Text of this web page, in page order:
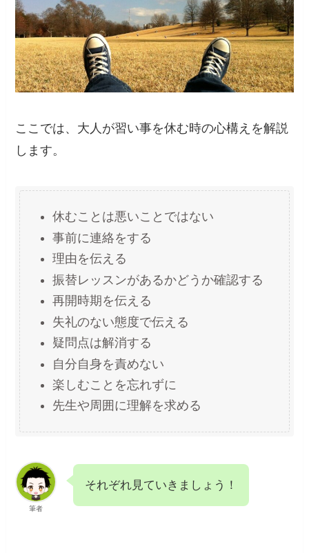
ここでは、大人が習い事を休む時の心構えを解説
します。
休むことは悪いことではない
事前に連絡をする
理由を伝える
振替レッスンがあるかどうか確認する
再開時期を伝える
失礼のない態度で伝える
疑問点は解消する
自分自身を責めない
楽しむことを忘れずに
先生や周囲に理解を求める
筆者
それぞれ見ていきましょう！